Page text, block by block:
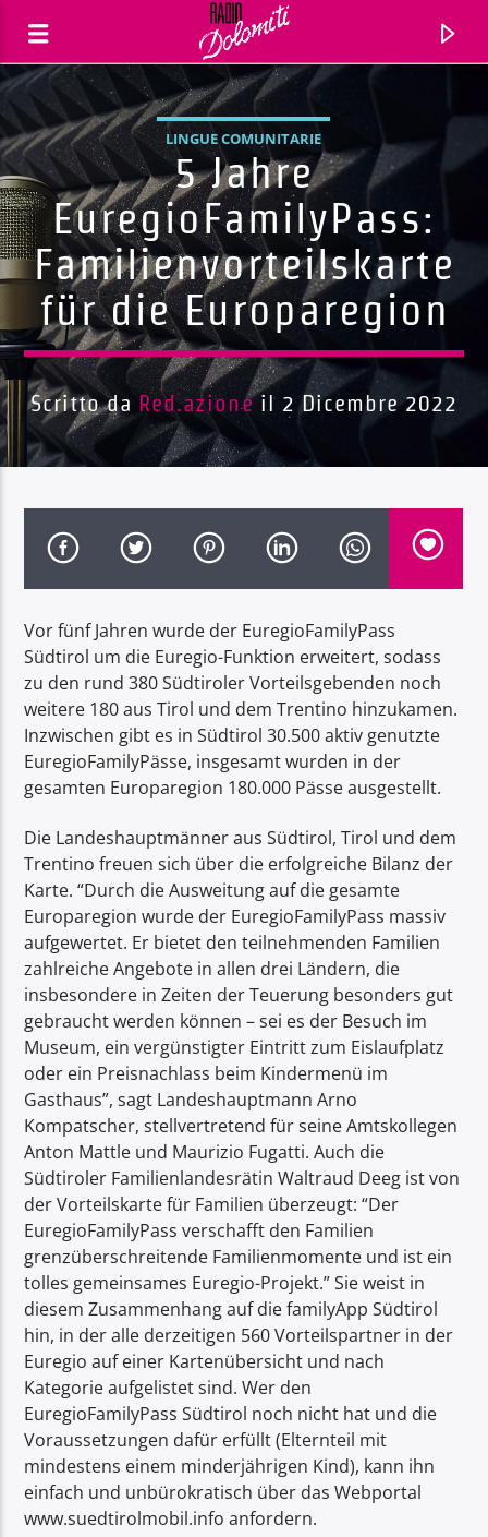
Traccia corrente
Titolo
Artista
Radio Dolomiti
LINGUE COMUNITARIE
5 Jahre
EuregioFamilyPass:
Familienvorteilskarte
für die Europaregion
Scritto da Red.azioneil 2 Dicembre 2022
Vor fünf Jahren wurde der EuregioFamilyPass
Südtirol um die Euregio-Funktion erweitert, sodass
zu den rund 380 Südtiroler Vorteilsgebenden noch
weitere 180 aus Tirol und dem Trentino hinzukamen.
Inzwischen gibt es in Südtirol 30.500 aktiv genutzte
EuregioFamilyPässe, insgesamt wurden in der
gesamten Europaregion 180.000 Pässe ausgestellt.
Die Landeshauptmänner aus Südtirol, Tirol und dem
Trentino freuen sich über die erfolgreiche Bilanz der
Karte. “Durch die Ausweitung auf die gesamte
Europaregion wurde der EuregioFamilyPass massiv
aufgewertet. Er bietet den teilnehmenden Familien
zahlreiche Angebote in allen drei Ländern, die
insbesondere in Zeiten der Teuerung besonders gut
gebraucht werden können – sei es der Besuch im
Museum, ein vergünstigter Eintritt zum Eislaufplatz
oder ein Preisnachlass beim Kindermenü im
Gasthaus”, sagt Landeshauptmann Arno
Kompatscher, stellvertretend für seine Amtskollegen
Anton Mattle und Maurizio Fugatti. Auch die
Südtiroler Familienlandesrätin Waltraud Deeg ist von
der Vorteilskarte für Familien überzeugt: “Der
EuregioFamilyPass verschafft den Familien
grenzüberschreitende Familienmomente und ist ein
tolles gemeinsames Euregio-Projekt.” Sie weist in
diesem Zusammenhang auf die familyApp Südtirol
hin, in der alle derzeitigen 560 Vorteilspartner in der
Euregio auf einer Kartenübersicht und nach
Kategorie aufgelistet sind. Wer den
EuregioFamilyPass Südtirol noch nicht hat und die
Voraussetzungen dafür erfüllt (Elternteil mit
mindestens einem minderjährigen Kind), kann ihn
einfach und unbürokratisch über das Webportal
www.suedtirolmobil.info anfordern.